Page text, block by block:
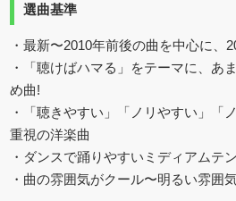
選曲基準
・最新〜2010年前後の曲を中心に、
・「聴けばハマる」をテーマに、あ
め曲!
・「聴きやすい」「ノリやすい」「
重視の洋楽曲
・ダンスで踊りやすいミディアムテ
・曲の雰囲気がクール〜明るい雰囲